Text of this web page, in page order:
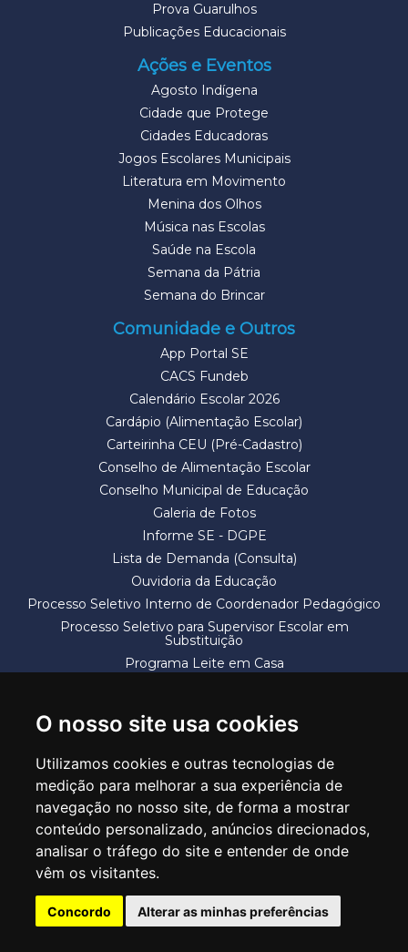
O nosso site usa cookies
Utilizamos cookies e outras tecnologias de
medição para melhorar a sua experiência de
navegação no nosso site, de forma a mostrar
conteúdo personalizado, anúncios direcionados,
analisar o tráfego do site e entender de onde
vêm os visitantes.
Concordo Alterar as minhas preferências
Prova Guarulhos
Publicações Educacionais
Ações e Eventos
Agosto Indígena
Cidade que Protege
Cidades Educadoras
Jogos Escolares Municipais
Literatura em Movimento
Menina dos Olhos
Música nas Escolas
Saúde na Escola
Semana da Pátria
Semana do Brincar
Comunidade e Outros
App Portal SE
CACS Fundeb
Calendário Escolar 2026
Cardápio (Alimentação Escolar)
Carteirinha CEU (Pré-Cadastro)
Conselho de Alimentação Escolar
Conselho Municipal de Educação
Galeria de Fotos
Informe SE - DGPE
Lista de Demanda (Consulta)
Ouvidoria da Educação
Processo Seletivo Interno de Coordenador Pedagógico
Processo Seletivo para Supervisor Escolar em
Substituição
Programa Leite em Casa
SECRETARIA DE EDUCAÇÃO
Rua Claudino Barbosa, 313 - Macedo - Guarulhos/SP CEP 07113-040
Central de Atendimento: *55 11 2475-7300